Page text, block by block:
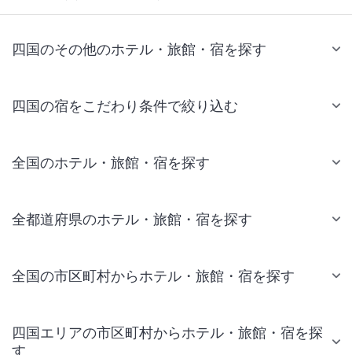
四国のその他のホテル・旅館・宿を探す
四国の宿をこだわり条件で絞り込む
全国のホテル・旅館・宿を探す
全都道府県のホテル・旅館・宿を探す
全国の市区町村からホテル・旅館・宿を探す
四国エリアの市区町村からホテル・旅館・宿を探
す